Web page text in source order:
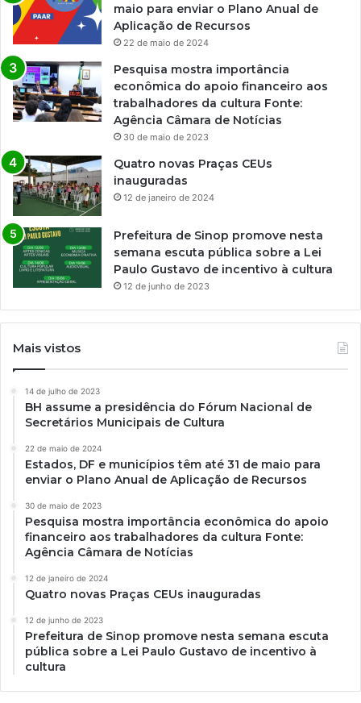
maio para enviar o Plano Anual de
Aplicação de Recursos
22 de maio de 2024
Pesquisa mostra importância
econômica do apoio financeiro aos
trabalhadores da cultura Fonte:
Agência Câmara de Notícias
30 de maio de 2023
Quatro novas Praças CEUs
inauguradas
12 de janeiro de 2024
Prefeitura de Sinop promove nesta
semana escuta pública sobre a Lei
Paulo Gustavo de incentivo à cultura
12 de junho de 2023
Mais vistos
14 de julho de 2023
BH assume a presidência do Fórum Nacional de
Secretários Municipais de Cultura
22 de maio de 2024
Estados, DF e municípios têm até 31 de maio para
enviar o Plano Anual de Aplicação de Recursos
30 de maio de 2023
Pesquisa mostra importância econômica do apoio
financeiro aos trabalhadores da cultura Fonte:
Agência Câmara de Notícias
12 de janeiro de 2024
Quatro novas Praças CEUs inauguradas
12 de junho de 2023
Prefeitura de Sinop promove nesta semana escuta
pública sobre a Lei Paulo Gustavo de incentivo à
cultura